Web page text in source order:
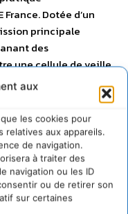
aux
les cookies pour
relatives aux appareils.
de navigation.
à traiter des
navigation ou les ID
ou de retirer son
sur certaines
Dotée d’un
principale
des
une cellule de veille,
pour une meilleure
–
Pour